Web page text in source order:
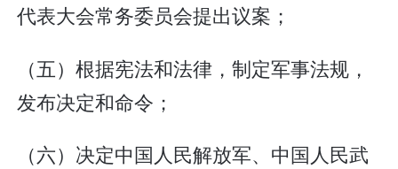
代表大会常务委员会提出议案；
（五）根据宪法和法律，制定军事法规，
发布决定和命令；
（六）决定中国人民解放军、中国人民武